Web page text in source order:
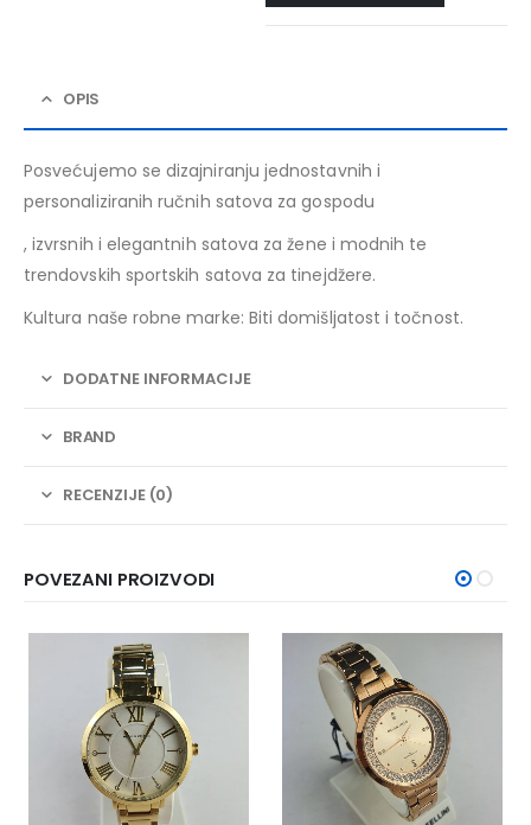
OPIS
Posvećujemo se dizajniranju jednostavnih i
personaliziranih ručnih satova za gospodu
, izvrsnih i elegantnih satova za žene i modnih te
trendovskih sportskih satova za tinejdžere.
Kultura naše robne marke: Biti domišljatost i točnost.
DODATNE INFORMACIJE
BRAND
RECENZIJE (0)
POVEZANI PROIZVODI